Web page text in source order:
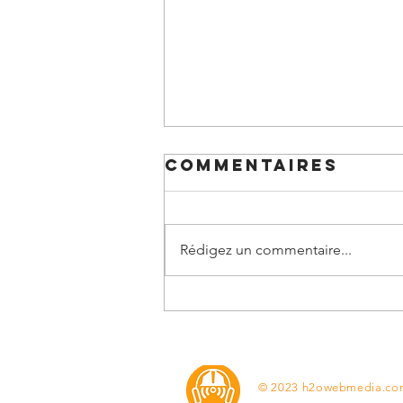
The Puma Man /
Commentaires
Rédigez un commentaire...
© 2023